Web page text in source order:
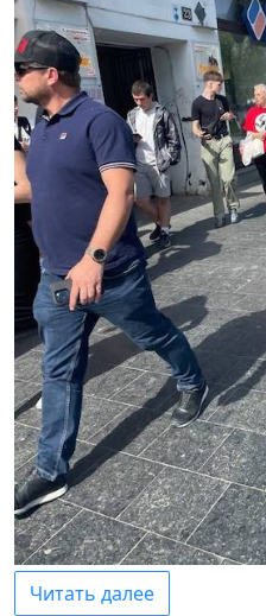
Читать далее